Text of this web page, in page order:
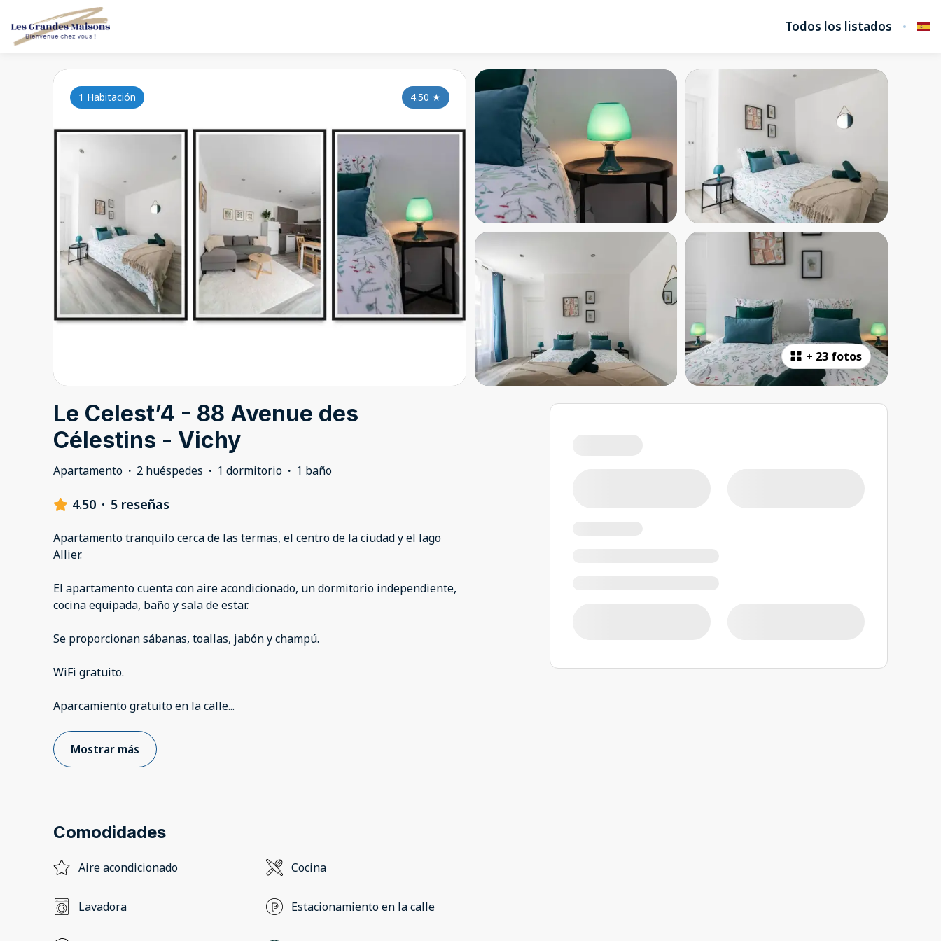
Todos los listados
+ 23 fotos
4.50 ★
1 Habitación
Le Celest’4 - 88 Avenue des
Célestins - Vichy
Apartamento · 2 huéspedes · 1 dormitorio · 1 baño
4.50 · 5 reseñas
Apartamento tranquilo cerca de las termas, el centro de la ciudad y el lago
Allier.
El apartamento cuenta con aire acondicionado, un dormitorio independiente,
cocina equipada, baño y sala de estar.
Se proporcionan sábanas, toallas, jabón y champú.
WiFi gratuito.
Aparcamiento gratuito en la calle...
Mostrar más
Comodidades
Aire acondicionado Cocina
Lavadora Estacionamiento en la calle